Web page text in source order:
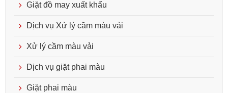
Giặt đồ may xuất khẩu
Dịch vụ Xử lý cầm màu vải
Xử lý cầm màu vải
Dịch vụ giặt phai màu
Giặt phai màu